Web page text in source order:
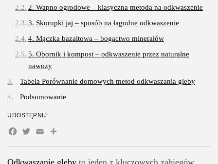
83 Artykułów
Ciekawostki
35 Artykułów
27 Artykułów
Odkwaszanie gleby to jeden z kluczowych zabiegów
2. Wapno ogrodowe – klasyczna metoda na odkwaszenie
3. Skorupki jaj – sposób na łagodne odkwaszenie
4. Mączka bazaltowa – bogactwo minerałów
5. Obornik i kompost – odkwaszenie przez naturalne
nawozy
Tabela Porównanie domowych metod odkwaszania gleby
Podsumowanie
UDOSTĘPNIJ:
Facebook
Twitter
EmailShare